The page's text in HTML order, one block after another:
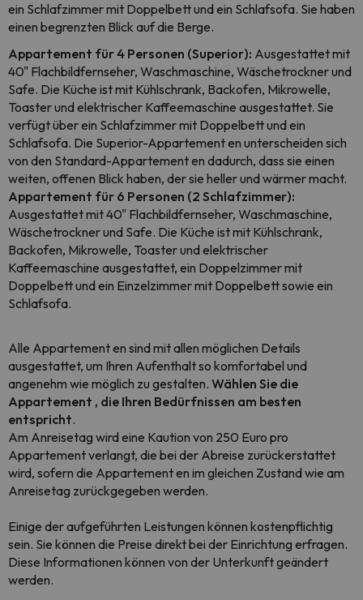
ein Schlafzimmer mit Doppelbett und ein Schlafsofa. Sie haben
einen begrenzten Blick auf die Berge.
Appartement für 4 Personen (Superior): Ausgestattet mit
40" Flachbildfernseher, Waschmaschine, Wäschetrockner und
Safe. Die Küche ist mit Kühlschrank, Backofen, Mikrowelle,
Toaster und elektrischer Kaffeemaschine ausgestattet. Sie
verfügt über ein Schlafzimmer mit Doppelbett und ein
Schlafsofa. Die Superior-Appartement en unterscheiden sich
von den Standard-Appartement en dadurch, dass sie einen
weiten, offenen Blick haben, der sie heller und wärmer macht.
Appartement für 6 Personen (2 Schlafzimmer):
Ausgestattet mit 40" Flachbildfernseher, Waschmaschine,
Wäschetrockner und Safe. Die Küche ist mit Kühlschrank,
Backofen, Mikrowelle, Toaster und elektrischer
Kaffeemaschine ausgestattet, ein Doppelzimmer mit
Doppelbett und ein Einzelzimmer mit Doppelbett sowie ein
Schlafsofa.
Alle Appartement en sind mit allen möglichen Details
ausgestattet, um Ihren Aufenthalt so komfortabel und
angenehm wie möglich zu gestalten. Wählen Sie die
Appartement , die Ihren Bedürfnissen am besten
entspricht.
Am Anreisetag wird eine Kaution von 250 Euro pro
Appartement verlangt, die bei der Abreise zurückerstattet
wird, sofern die Appartement en im gleichen Zustand wie am
Anreisetag zurückgegeben werden.
Einige der aufgeführten Leistungen können kostenpflichtig
sein. Sie können die Preise direkt bei der Einrichtung erfragen.
Diese Informationen können von der Unterkunft geändert
werden.